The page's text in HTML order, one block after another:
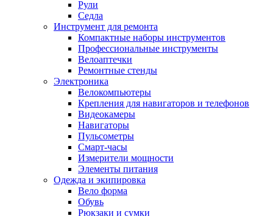
Рули
Седла
Инструмент для ремонта
Компактные наборы инструментов
Профессиональные инструменты
Велоаптечки
Ремонтные стенды
Электроника
Велокомпьютеры
Крепления для навигаторов и телефонов
Видеокамеры
Навигаторы
Пульсометры
Смарт-часы
Измерители мощности
Элементы питания
Одежда и экипировка
Вело форма
Обувь
Рюкзаки и сумки